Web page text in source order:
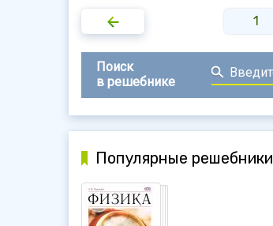
1
Поиск
в решебнике
Популярные решебники